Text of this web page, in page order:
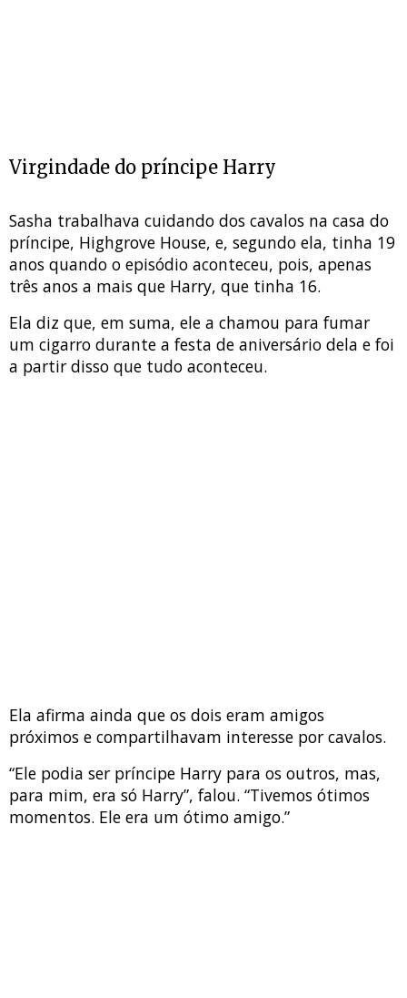
Virgindade do príncipe Harry
Sasha trabalhava cuidando dos cavalos na casa do
príncipe, Highgrove House, e, segundo ela, tinha 19
anos quando o episódio aconteceu, pois, apenas
três anos a mais que Harry, que tinha 16.
Ela diz que, em suma, ele a chamou para fumar
um cigarro durante a festa de aniversário dela e foi
a partir disso que tudo aconteceu.
Ela afirma ainda que os dois eram amigos
próximos e compartilhavam interesse por cavalos.
“Ele podia ser príncipe Harry para os outros, mas,
para mim, era só Harry”, falou. “Tivemos ótimos
momentos. Ele era um ótimo amigo.”